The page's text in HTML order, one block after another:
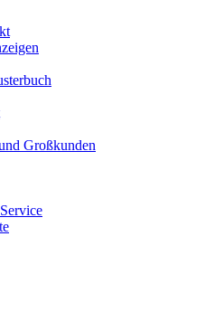
Großkunden